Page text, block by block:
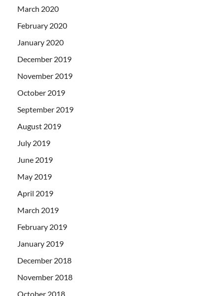
March 2020
February 2020
January 2020
December 2019
November 2019
October 2019
September 2019
August 2019
July 2019
June 2019
May 2019
April 2019
March 2019
February 2019
January 2019
December 2018
November 2018
October 2018